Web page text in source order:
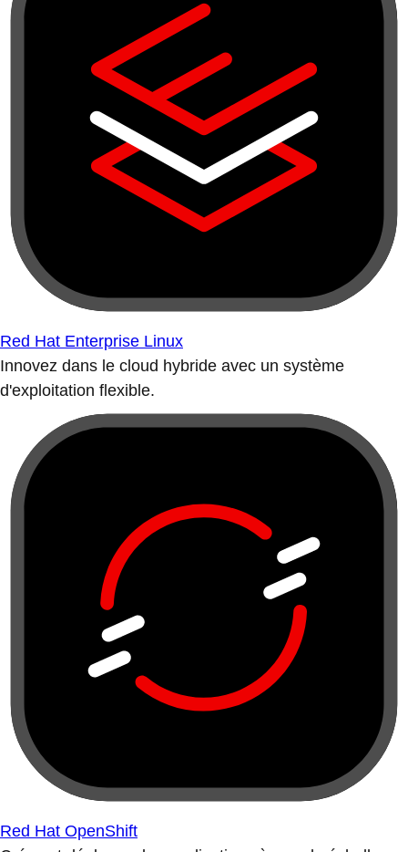
Red Hat Enterprise Linux
Innovez dans le cloud hybride avec un système
d'exploitation flexible.
Red Hat OpenShift